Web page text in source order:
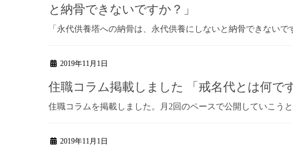
と納骨できないですか？」
「永代供養塔への納骨は、永代供養にしないと納骨できない
2019年11月1日
住職コラム掲載しました 「戒名代とは何で
住職コラムを掲載しました。月2回のペースで公開していこう
2019年11月1日